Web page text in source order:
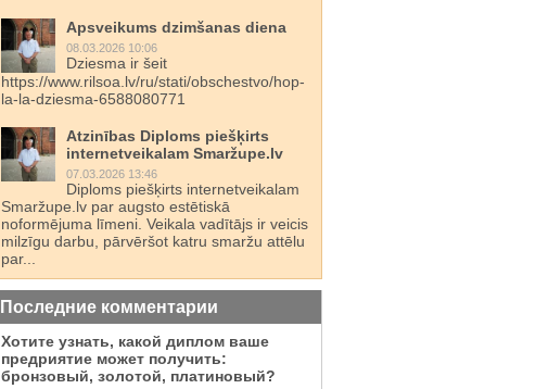
Apsveikums dzimšanas diena
08.03.2026 10:06
Dziesma ir šeit
https://www.rilsoa.lv/ru/stati/obschestvo/hop-
la-la-dziesma-6588080771
Atzinības Diploms piešķirts
internetveikalam Smaržupe.lv
07.03.2026 13:46
Diploms piešķirts internetveikalam
Smaržupe.lv par augsto estētiskā
noformējuma līmeni. Veikala vadītājs ir veicis
milzīgu darbu, pārvēršot katru smaržu attēlu
par...
Последние комментарии
Хотите узнать, какой диплом ваше
предриятие может получить:
бронзовый, золотой, платиновый?